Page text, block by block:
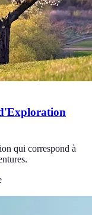
qui correspond à